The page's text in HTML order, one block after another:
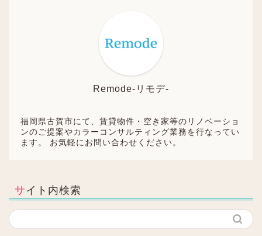
Remode-リモデ-
福岡県古賀市にて、賃貸物件・空き家等のリノベーショ
ンのご提案やカラーコンサルティング業務を行なってい
ます。 お気軽にお問い合わせください。
サイト内検索